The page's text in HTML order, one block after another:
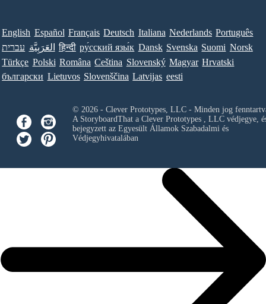
English Español Français Deutsch Italiana Nederlands Português
עברית العَرَبِيَّة हिन्दी ру́сский язы́к Dansk Svenska Suomi Norsk
Türkçe Polski Româna Ceština Slovenský Magyar Hrvatski
български Lietuvos Slovenščina Latvijas eesti
© 2026 - Clever Prototypes, LLC - Minden jog
A StoryboardThat a Clever Prototypes , LLCvédjegye,
bejegyzett az Egyesült Államok Szabadalmi és
Védjegyhivatalában